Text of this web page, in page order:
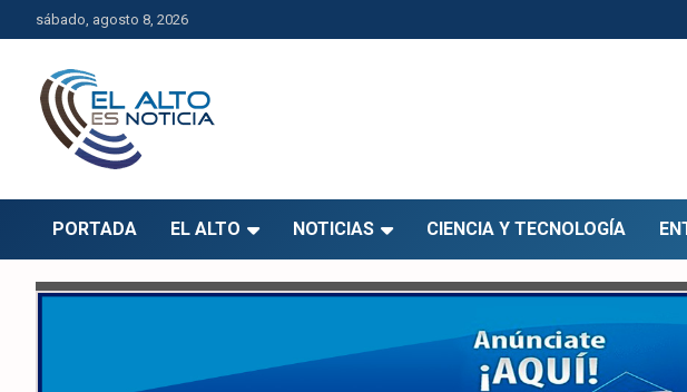
Saltar
al
contenido
sábado, agosto 8, 2026
El Alto es Noticia
PORTADA EL ALTO NOTICIAS CIENCIA Y TECNOLOGÍA